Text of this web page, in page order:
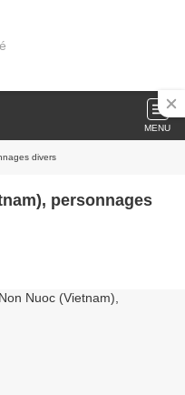
MENU
divers
personnages